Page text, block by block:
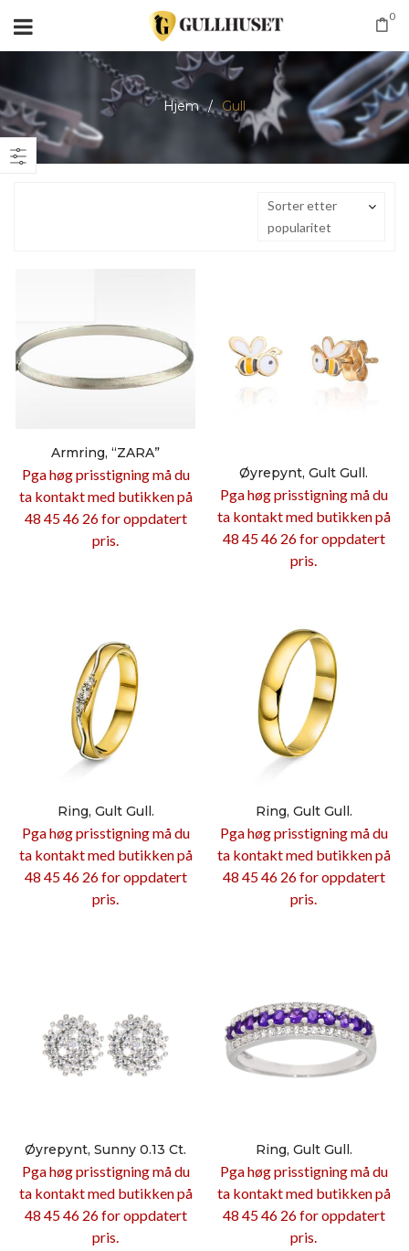
0
Hjem / Gull
Sorter etter
popularitet
Armring, “ZARA”
Pga høg prisstigning må du
ta kontakt med butikken på
48 45 46 26 for oppdatert
pris.
Øyrepynt, Gult Gull.
Pga høg prisstigning må du
ta kontakt med butikken på
48 45 46 26 for oppdatert
pris.
Ring, Gult Gull.
Pga høg prisstigning må du
ta kontakt med butikken på
48 45 46 26 for oppdatert
pris.
Ring, Gult Gull.
Pga høg prisstigning må du
ta kontakt med butikken på
48 45 46 26 for oppdatert
pris.
Øyrepynt, Sunny 0.13 Ct.
Pga høg prisstigning må du
ta kontakt med butikken på
48 45 46 26 for oppdatert
pris.
Ring, Gult Gull.
Pga høg prisstigning må du
ta kontakt med butikken på
48 45 46 26 for oppdatert
pris.